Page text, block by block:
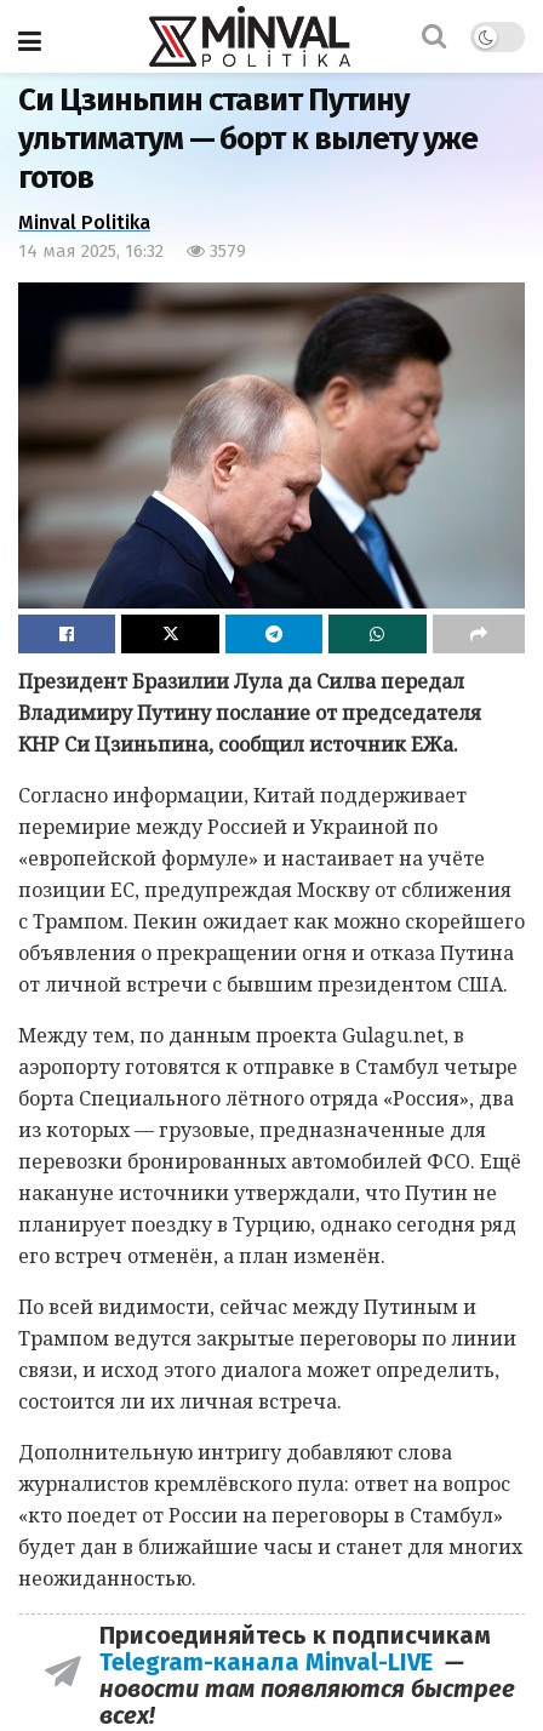
Главная
Си Цзиньпин ставит Путину
ультиматум — борт к вылету уже
готов
Minval Politika
14 мая 2025, 16:32 3579
Президент Бразилии Лула да Силва передал
Владимиру Путину послание от председателя
КНР Си Цзиньпина, сообщил источник ЕЖа.
Согласно информации, Китай поддерживает
перемирие между Россией и Украиной по
«европейской формуле» и настаивает на учёте
позиции ЕС, предупреждая Москву от сближения
с Трампом. Пекин ожидает как можно скорейшего
объявления о прекращении огня и отказа Путина
от личной встречи с бывшим президентом США.
Между тем, по данным проекта Gulagu.net, в
аэропорту готовятся к отправке в Стамбул четыре
борта Специального лётного отряда «Россия», два
из которых — грузовые, предназначенные для
перевозки бронированных автомобилей ФСО. Ещё
накануне источники утверждали, что Путин не
планирует поездку в Турцию, однако сегодня ряд
его встреч отменён, а план изменён.
По всей видимости, сейчас между Путиным и
Трампом ведутся закрытые переговоры по линии
связи, и исход этого диалога может определить,
состоится ли их личная встреча.
Дополнительную интригу добавляют слова
журналистов кремлёвского пула: ответ на вопрос
«кто поедет от России на переговоры в Стамбул»
будет дан в ближайшие часы и станет для многих
неожиданностью.
Присоединяйтесь к подписчикам
Telegram-канала Minval-LIVE —
новости там появляются быстрее
всех!